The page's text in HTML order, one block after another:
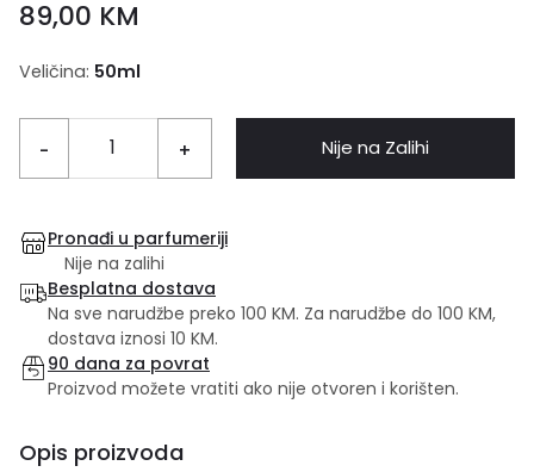
89,00 KM
Veličina: 50ml
- + Nije na Zalihi
Pronađi u parfumeriji
Nije na zalihi
Besplatna dostava
Na sve narudžbe preko 100 KM. Za narudžbe do 100 KM,
dostava iznosi 10 KM.
90 dana za povrat
Proizvod možete vratiti ako nije otvoren i korišten.
Opis proizvoda